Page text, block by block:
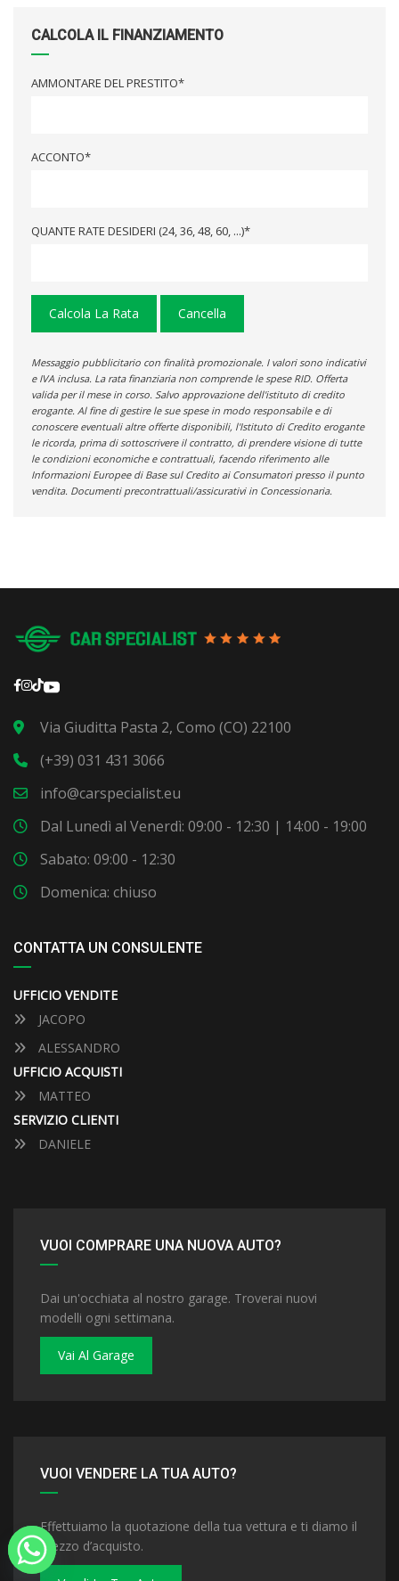
CALCOLA IL FINANZIAMENTO
AMMONTARE DEL PRESTITO*
ACCONTO*
QUANTE RATE DESIDERI (24, 36, 48, 60, ...)*
Calcola La Rata Cancella
Messaggio pubblicitario con finalità promozionale. I valori sono indicativi
e IVA inclusa. La rata finanziaria non comprende le spese RID. Offerta
valida per il mese in corso. Salvo approvazione dell'istituto di credito
erogante. Al fine di gestire le sue spese in modo responsabile e di
conoscere eventuali altre offerte disponibili, l'Istituto di Credito erogante
le ricorda, prima di sottoscrivere il contratto, di prendere visione di tutte
le condizioni economiche e contrattuali, facendo riferimento alle
Informazioni Europee di Base sul Credito ai Consumatori presso il punto
vendita. Documenti precontrattuali/assicurativi in Concessionaria.
Via Giuditta Pasta 2, Como (CO) 22100
(+39) 031 431 3066
info@carspecialist.eu
Dal Lunedì al Venerdì: 09:00 - 12:30 | 14:00 - 19:00
Sabato: 09:00 - 12:30
Domenica: chiuso
CONTATTA UN CONSULENTE
UFFICIO VENDITE
JACOPO
ALESSANDRO
UFFICIO ACQUISTI
MATTEO
SERVIZIO CLIENTI
DANIELE
VUOI COMPRARE UNA NUOVA AUTO?
Dai un'occhiata al nostro garage. Troverai nuovi
modelli ogni settimana.
Vai Al Garage
VUOI VENDERE LA TUA AUTO?
Effettuiamo la quotazione della tua vettura e ti diamo il
prezzo d’acquisto.